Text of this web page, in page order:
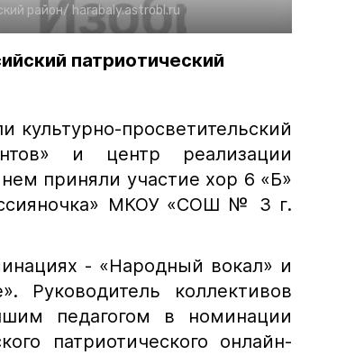
район/ harabaly.astrobl.ru
патриотический
культурно-просветительский
и центр реализации
приняли участие хор 6 «Б»
МКОУ «СОШ № 3 г.
- «Народный вокал» и
Руководитель коллективов
педагогом в номинации
патриотического онлайн-